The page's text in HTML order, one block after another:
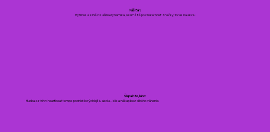
Náš ťah:
Rytmus a silná vizuálna dynamika, okamžitá poznateľnosť značky, focus na akciu
Šlapalo to, lebo:
Hudba a strih v heartbeat tempe podnietilo rýchlejšiu akciu – klik a nákup bez dlhého váhania